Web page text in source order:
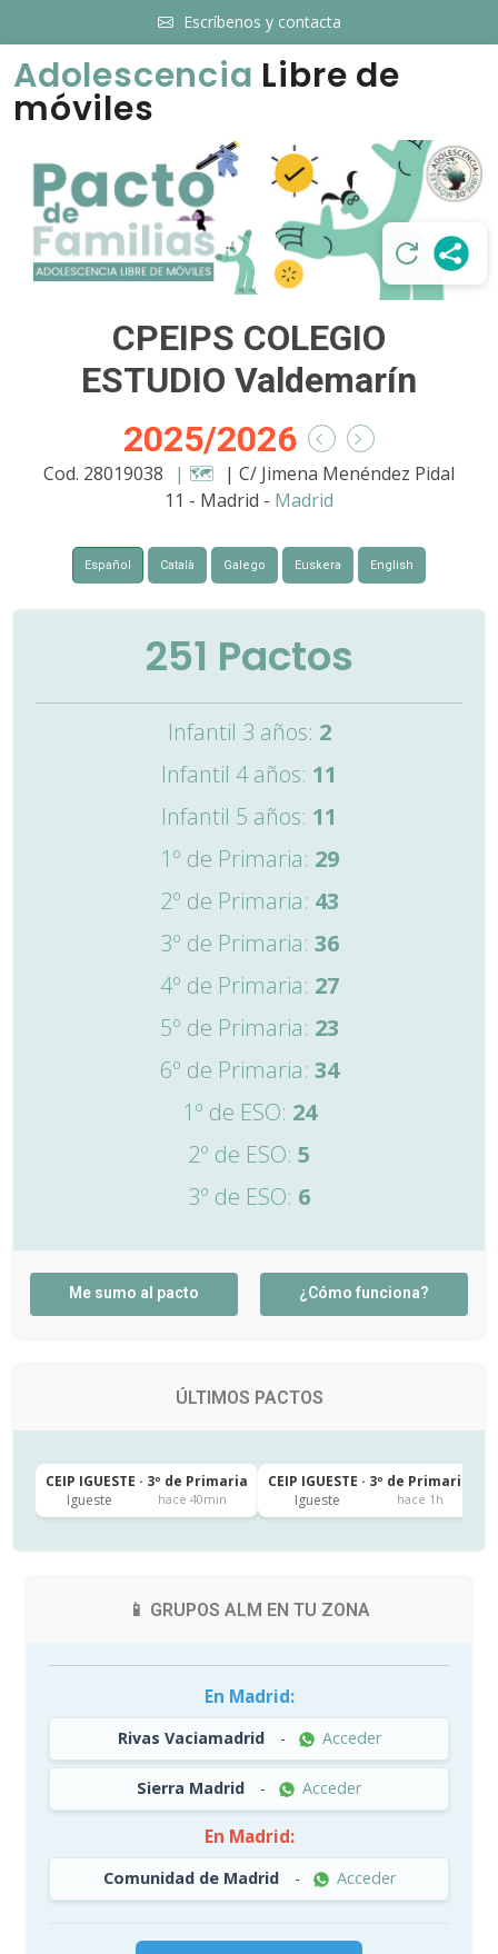
Escríbenos y contacta
Adolescencia Libre de
móviles
CPEIPS COLEGIO
ESTUDIO Valdemarín
2025/2026
Cod. 28019038 | 🗺️ | C/ Jimena Menéndez Pidal
11 - Madrid - Madrid
Español Català Galego Euskera English
251 Pactos
Infantil 3 años: 2
Infantil 4 años: 11
Infantil 5 años: 11
1º de Primaria: 29
2º de Primaria: 43
3º de Primaria: 36
4º de Primaria: 27
5º de Primaria: 23
6º de Primaria: 34
1º de ESO: 24
2º de ESO: 5
3º de ESO: 6
Me sumo al pacto ¿Cómo funciona?
ÚLTIMOS PACTOS
CEIP IGUESTE · 3º de Primaria
Igueste
hace 40min
CEIP IGUESTE · 3º de Primaria
Igueste
hace 1h
📱 GRUPOS ALM EN TU ZONA
En Madrid:
Rivas Vaciamadrid - Acceder
Sierra Madrid - Acceder
En Madrid:
Comunidad de Madrid - Acceder